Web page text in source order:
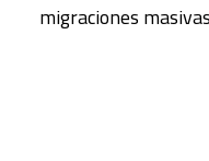
migraciones